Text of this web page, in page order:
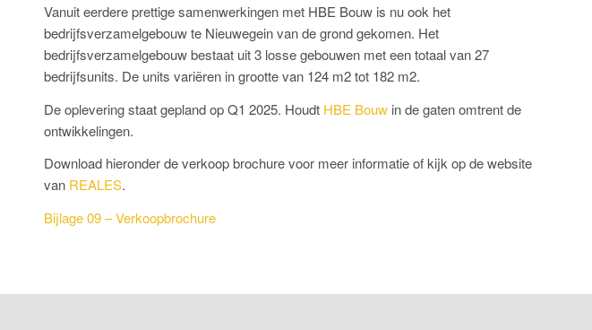
Vanuit eerdere prettige samenwerkingen met HBE Bouw is nu ook het
bedrijfsverzamelgebouw te Nieuwegein van de grond gekomen. Het
bedrijfsverzamelgebouw bestaat uit 3 losse gebouwen met een totaal van 27
bedrijfsunits. De units variëren in grootte van 124 m2 tot 182 m2.
De oplevering staat gepland op Q1 2025. Houdt HBE Bouw in de gaten omtrent de
ontwikkelingen.
Download hieronder de verkoop brochure voor meer informatie of kijk op de website
van REALES.
Bijlage 09 – Verkoopbrochure